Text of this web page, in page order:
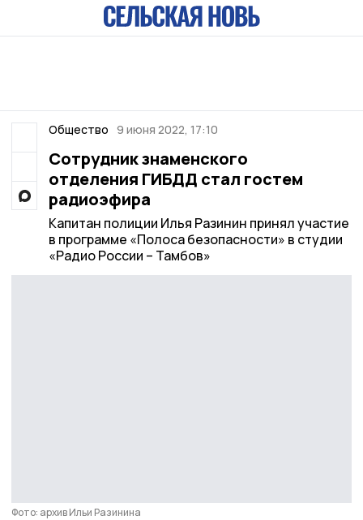
Общество 9 июня 2022, 17:10
Сотрудник знаменского
отделения ГИБДД стал гостем
радиоэфира
Капитан полиции Илья Разинин принял участие
в программе «Полоса безопасности» в студии
«Радио России – Тамбов»
Фото: архив Ильи Разинина